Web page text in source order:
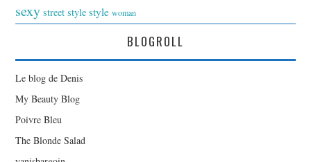
sexy street style style woman
BLOGROLL
Le blog de Denis
My Beauty Blog
Poivre Bleu
The Blonde Salad